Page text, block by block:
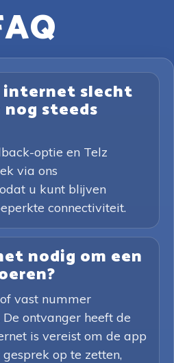
internet slecht
nog steeds
optie en Telz
via ons
u kunt blijven
connectiviteit.
nodig om een
vast nummer
ontvanger heeft de
is vereist om de app
op te zetten,